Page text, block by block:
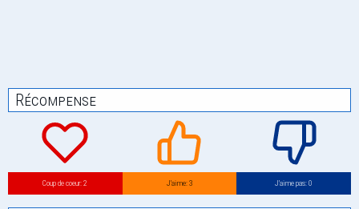
Récompense
Coup de coeur: 2 J’aime: 3 J’aime pas: 0